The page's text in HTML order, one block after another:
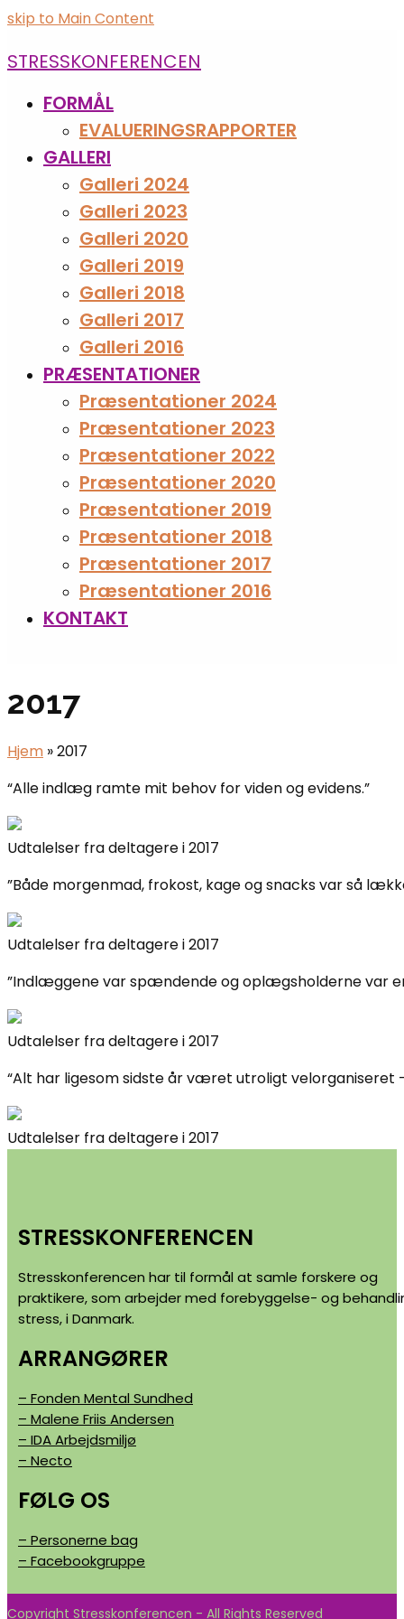
skip to Main Content
STRESSKONFERENCEN
FORMÅL
EVALUERINGSRAPPORTER
GALLERI
Galleri 2024
Galleri 2023
Galleri 2020
Galleri 2019
Galleri 2018
Galleri 2017
Galleri 2016
PRÆSENTATIONER
Præsentationer 2024
Præsentationer 2023
Præsentationer 2022
Præsentationer 2020
Præsentationer 2019
Præsentationer 2018
Præsentationer 2017
Præsentationer 2016
KONTAKT
Menu
2017
Hjem »2017
“Alle indlæg ramte mit behov for viden og evidens.”
Udtalelser fra deltagere i 2017
”Både morgenmad, frokost, kage og snacks var så
Udtalelser fra deltagere i 2017
”Indlæggene var spændende og oplægsholderne var
Udtalelser fra deltagere i 2017
“Alt har ligesom sidste år været utroligt velorganiseret
Udtalelser fra deltagere i 2017
STRESSKONFERENCEN
Stresskonferencen har til formål at samle forskere og
praktikere, som arbejder med forebyggelse- og
stress, i Danmark.
ARRANGØRER
– Fonden Mental Sundhed
– Malene Friis Andersen
– IDA Arbejdsmiljø
– Necto
FØLG OS
– Personerne bag
– Facebookgruppe
Copyright Stresskonferencen - All Rights Reserved